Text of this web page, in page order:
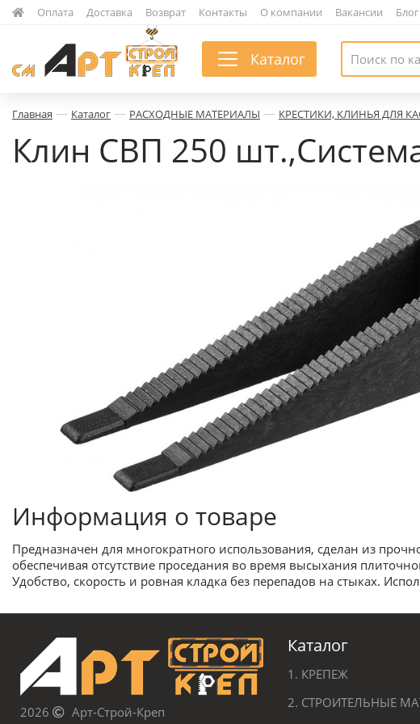
Оплата Доставка Возврат Контакты О компании Вакансии Блог
Каталог
Главная — Каталог — РАСХОДНЫЕ МАТЕРИАЛЫ — КРЕСТИКИ, КЛИНЬЯ ДЛЯ
Клин СВП 250
Информация о товаре
Предназначен для многократного использования, сделан из
обеспечивая отсутствие проседания во время высыхания
Удобство, скорость и ровная кладка без перепадов на стыках.
2026 Арт-Строй-Креп
Каталог
1. КРЕПЕЖ
2. СТРОИТЕЛЬНЫЕ